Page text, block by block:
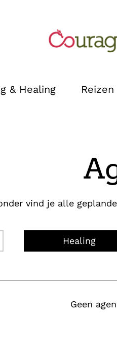
& Healing Reizen
vind je alle
Healing
Geen